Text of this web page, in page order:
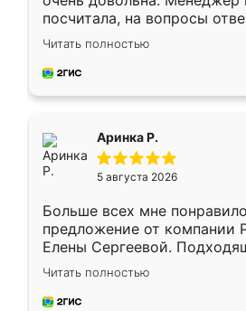
посчитала, на вопросы
Замерщик приехал в
делу со всей
за день, ребята работали
Читать полностью
Аринка Р.
5 августа 2026
Больше всех мне
предложение от компании
Елены Сергеевой.
короткие сроки
для замера сотрудник
предложил по моему
Читать полностью